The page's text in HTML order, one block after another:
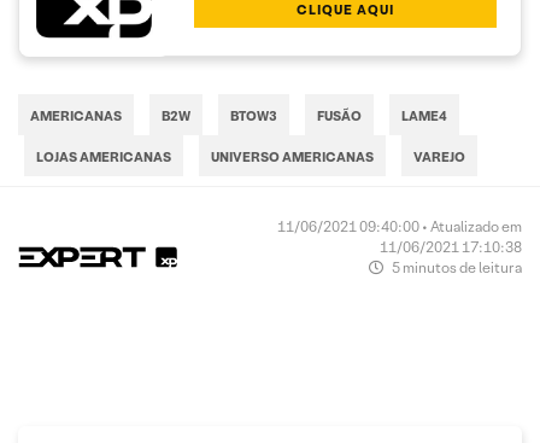
CLIQUE AQUI
AMERICANAS B2W BTOW3 FUSÃO LAME4
LOJAS AMERICANAS UNIVERSO AMERICANAS VAREJO
11/06/2021 09:40:00 • Atualizado em
11/06/2021 17:10:38
5 minutos de leitura